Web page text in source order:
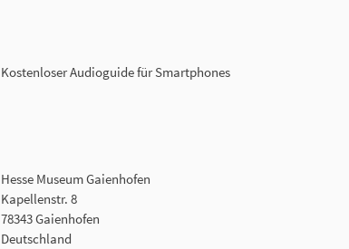
Kostenloser Audioguide für Smartphones
Hesse Museum Gaienhofen
Kapellenstr. 8
78343 Gaienhofen
Deutschland